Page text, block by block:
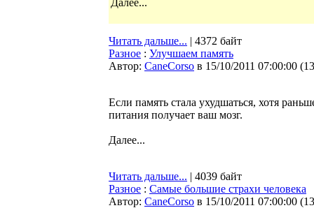
Далее...
Читать дальше... | 4372 байт
Разное : Улучшаем память
Автор: CaneCorso в 15/10/2011 07:00:00 (
Если память стала ухудшаться, хотя
питания получает ваш мозг.
Далее...
Читать дальше... | 4039 байт
Разное : Самые большие страхи человека
Автор: CaneCorso в 15/10/2011 07:00:00 (